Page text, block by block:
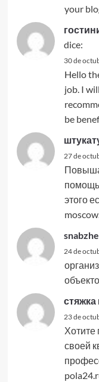
your
dice:
30 de
Hello
job. I
be
27 de
этого
24 de
23 de
Хотите
своей